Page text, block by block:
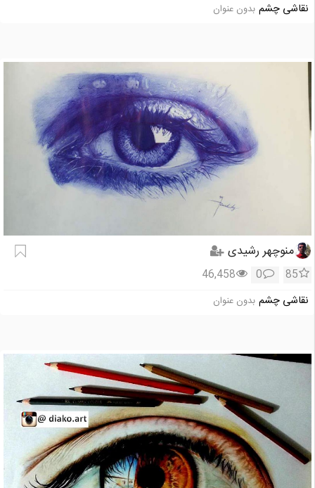
نقاشی چشم بدون عنوان
منوچهر رشیدی
85
0
46,458
نقاشی چشم بدون عنوان